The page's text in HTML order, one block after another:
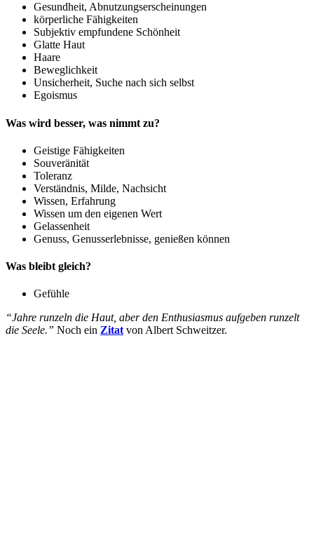
Gesundheit, Abnutzungserscheinungen
körperliche Fähigkeiten
Subjektiv empfundene Schönheit
Glatte Haut
Haare
Beweglichkeit
Unsicherheit, Suche nach sich selbst
Egoismus
Was wird besser, was nimmt zu?
Geistige Fähigkeiten
Souveränität
Toleranz
Verständnis, Milde, Nachsicht
Wissen, Erfahrung
Wissen um den eigenen Wert
Gelassenheit
Genuss, Genusserlebnisse, genießen können
Was bleibt gleich?
Gefühle
“Jahre runzeln die Haut, aber den Enthusiasmus aufgeben runzelt
die Seele.” Noch ein Zitat von Albert Schweitzer.